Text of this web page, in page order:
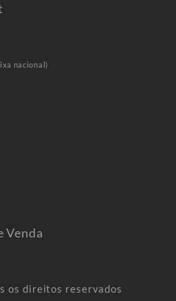
nacional)
Venda
os direitos reservados